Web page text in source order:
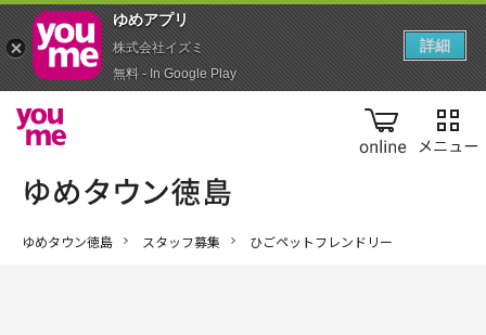
online
ゆめタウン徳島 スタッフ募集 ひごペットフレンドリー
ゆめアプ‪リ‬
株式会社イズミ
無料 - In Google Play
詳細